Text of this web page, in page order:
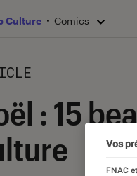
Culture Comics
: 15
Vos
FNAC